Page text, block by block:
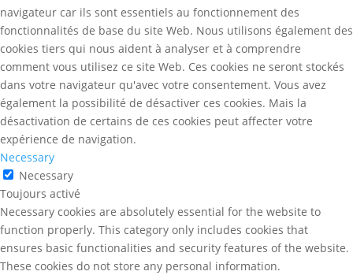
navigateur car ils sont essentiels au fonctionnement des
fonctionnalités de base du site Web. Nous utilisons également des
cookies tiers qui nous aident à analyser et à comprendre
comment vous utilisez ce site Web. Ces cookies ne seront stockés
dans votre navigateur qu'avec votre consentement. Vous avez
également la possibilité de désactiver ces cookies. Mais la
désactivation de certains de ces cookies peut affecter votre
expérience de navigation.
Necessary
Necessary
Toujours activé
Necessary cookies are absolutely essential for the website to
function properly. This category only includes cookies that
ensures basic functionalities and security features of the website.
These cookies do not store any personal information.